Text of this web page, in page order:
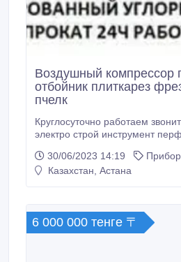
Воздушный компрессор
отбойник плиткарез
пчелк
Круглосуточно работаем
электро строй инструмент
машина утюг Болгарки пчелка
клещи стремянка итд Астана
30/06/2023 14:19
Казахстан, Астана
6 000 000 тенге 〒